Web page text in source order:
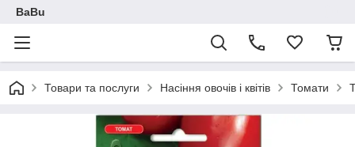
BaBu
Товари та послуги Насіння овочів і квітів Томати